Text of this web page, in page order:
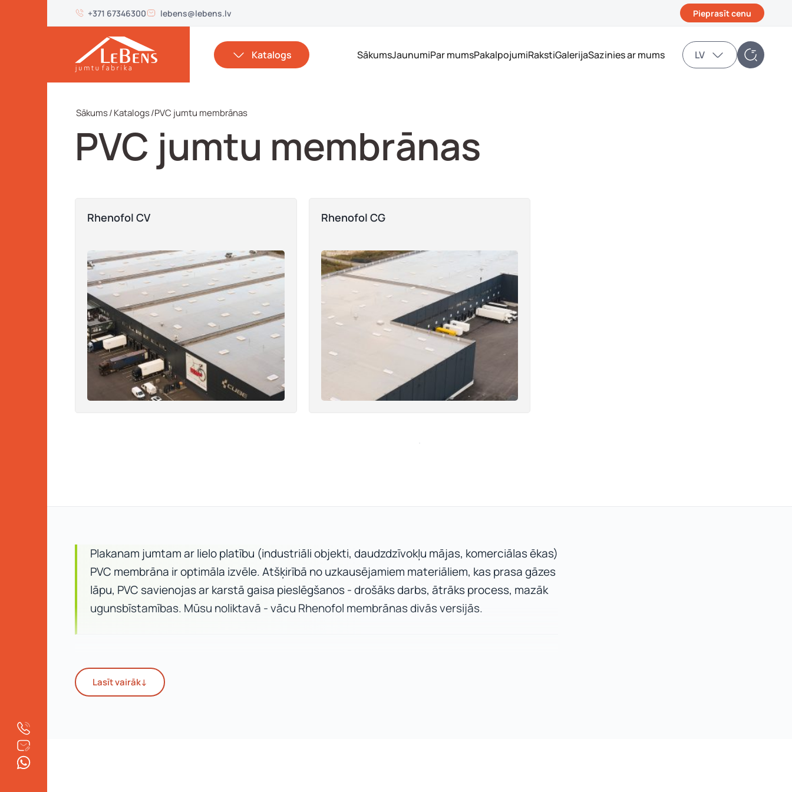
+371 67346300 lebens@lebens.lv Pieprasīt cenu
Katalogs SākumsJaunumiPar mumsPakalpojumiRakstiGalerijaSazinies ar mums LV
Sākums/Katalogs/PVC jumtu membrānas
PVC jumtu membrānas
Rhenofol CV Rhenofol CG
Plakanam jumtam ar lielo platību (industriāli objekti, daudzdzīvokļu mājas, komerciālas ēkas)
PVC membrāna ir optimāla izvēle. Atšķirībā no uzkausējamiem materiāliem, kas prasa gāzes
lāpu, PVC savienojas ar karstā gaisa pieslēgšanos - drošāks darbs, ātrāks process, mazāk
ugunsbīstamības. Mūsu noliktavā - vācu Rhenofol membrānas divās versijās.
Rhenofol CV
Lasīt vairāk↓